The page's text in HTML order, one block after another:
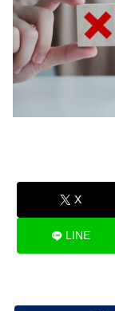
X
LINE